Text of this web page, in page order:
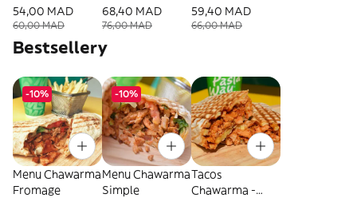
54,00 MAD
60,00 MAD
68,40 MAD
76,00 MAD
59,40 MAD
66,00 MAD
Bestsellery
-10%
Menu Chawarma
Fromage
-10%
Menu Chawarma
Simple
Tacos
Chawarma -